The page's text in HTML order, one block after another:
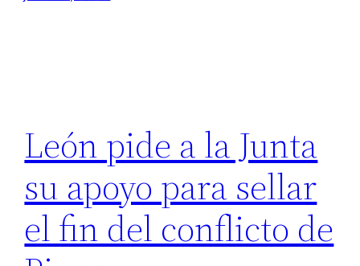
León pide a la Junta
su apoyo para sellar
el fin del conflicto de